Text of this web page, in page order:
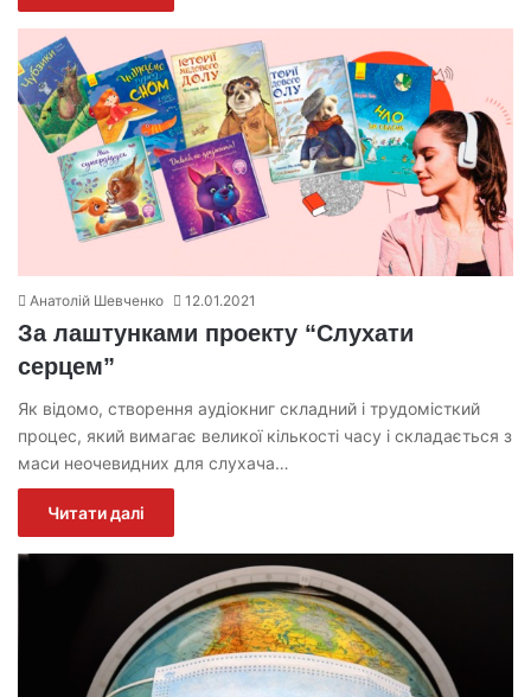
Анатолій Шевченко 12.01.2021
За лаштунками проекту “Слухати
серцем”
Як відомо, створення аудіокниг складний і трудомісткий
процес, який вимагає великої кількості часу і складається з
маси неочевидних для слухача…
Читати далі